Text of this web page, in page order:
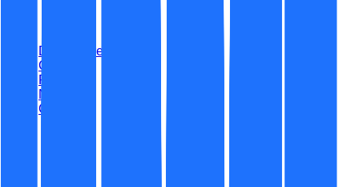
Digitalizare
Certificări
Portofoliu
Noutăți
Contact